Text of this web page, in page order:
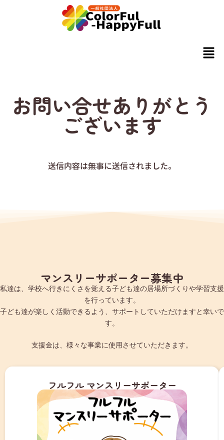
お問い合せありがとう
ございます
送信内容は無事に送信されました。
マンスリーサポーター募集中
私達は、学校へ行きにくさを覚える子ども達の居場所づくりや学習支援
を行っています。
子ども達が楽しく活動できるよう、サポートしていただけますと幸いで
す。
支援金は、様々な事業に使用させていただきます。
フルフル マンスリーサポーター